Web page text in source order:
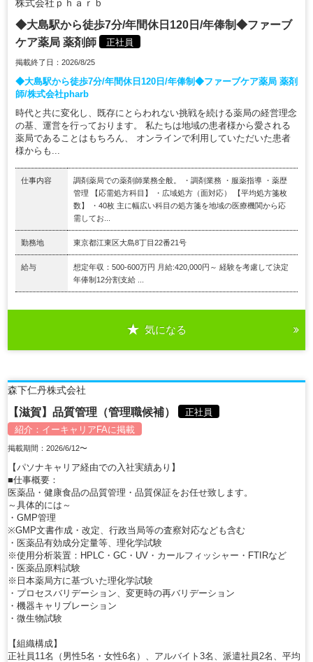
株式会社ｐｈａｒｂ
◆大島駅から徒歩7分/年間休日120日/年俸制◆ファーブ
ケア薬局 薬剤師
正社員
掲載終了日：2026/8/25
◆大島駅から徒歩7分/年間休日120日/年俸制◆ファーブケア薬局 薬剤
師/株式会社pharb
時代と共に変化し、既存にとらわれない挑戦を続ける薬局の経営理念
の基、運営を行っております。 私たちは地域の患者様から愛される
薬局であることはもちろん、 オンラインで利用していただいた患者
様からも...
仕事内容
調剤薬局での薬剤師業務全般。 ・調剤業務 ・服薬指導 ・薬歴
管理 【応需処方科目】 ・広域処方（面対応） 【平均処方箋枚
数】 ・40枚 主に幅広い科目の処方箋を地域の医療機関から応
需してお...
勤務地 東京都江東区大島8丁目22番21号
給与
想定年収：500-600万円 月給:420,000円～ 経験を考慮して決定
年俸制12分割支給 ...
気になる
森下仁丹株式会社
【滋賀】品質管理（管理職候補）
正社員
紹介： イーキャリアFAに掲載
掲載期間：2026/6/12〜
【パソナキャリア経由での入社実績あり】
■仕事概要：
医薬品・健康食品の品質管理・品質保証をお任せ致します。
～具体的には～
・GMP管理
※GMP文書作成・改定、行政当局等の査察対応なども含む
・医薬品有効成分定量等、理化学試験
※使用分析装置：HPLC・GC・UV・カールフィッシャー・FTIRなど
・医薬品原料試験
※日本薬局方に基づいた理化学試験
・プロセスバリデーション、変更時の再バリデーション
・機器キャリブレーション
・微生物試験
【組織構成】
正社員11名（男性5名・女性6名）、アルバイト3名、派遣社員2名、平均